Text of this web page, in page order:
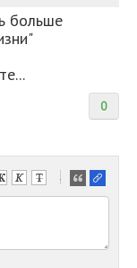
больше
0
-
-
-